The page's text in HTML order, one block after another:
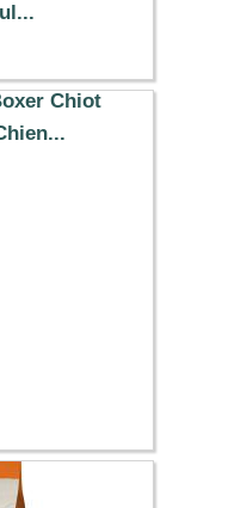
Chiot